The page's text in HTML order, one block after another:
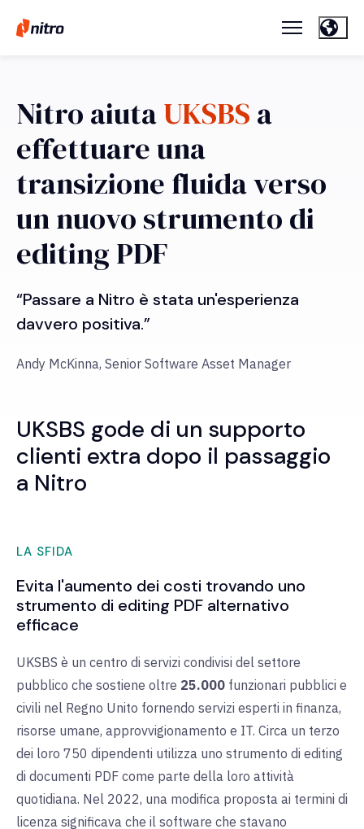
Nitro aiutaUKSBS a
effettuare una
transizione fluida verso
un nuovo strumento di
editing PDF
“Passare a Nitro è stata un'esperienza
davvero positiva.”
Andy McKinna, Senior Software Asset Manager
UKSBS gode di un supporto
clienti extra dopo il passaggio
a Nitro
LA SFIDA
Evita l'aumento dei costi trovando uno
strumento di editing PDF alternativo
efficace
UKSBS è un centro di servizi condivisi del settore
pubblico che sostiene oltre 25.000 funzionari pubblici e
civili nel Regno Unito fornendo servizi esperti in finanza,
risorse umane, approvvigionamento e IT. Circa un terzo
dei loro 750 dipendenti utilizza uno strumento di editing
di documenti PDF come parte della loro attività
quotidiana. Nel 2022, una modifica proposta ai termini di
licenza significava che il software che stavano